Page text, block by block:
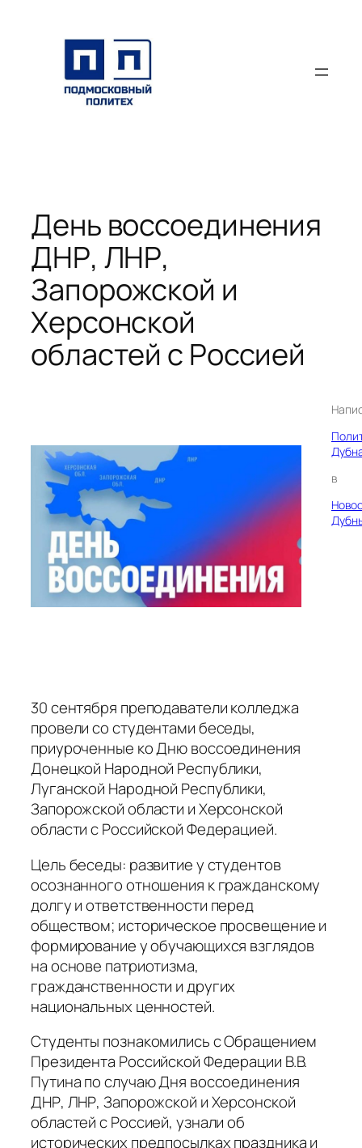
содержимому
День воссоединения
ДНР, ЛНР,
Запорожской и
Херсонской
областей с Россией
в
30 сентября преподаватели колледжа
провели со студентами беседы,
приуроченные ко Дню воссоединения
Донецкой Народной Республики,
Луганской Народной Республики,
Запорожской области и Херсонской
области с Российской Федерацией.
Цель беседы: развитие у студентов
осознанного отношения к гражданскому
долгу и ответственности перед
обществом; историческое просвещение и
формирование у обучающихся взглядов
на основе патриотизма,
гражданственности и других
национальных ценностей.
Студенты познакомились с Обращением
Президента Российской Федерации В.В.
Путина по случаю Дня воссоединения
ДНР, ЛНР, Запорожской и Херсонской
областей с Россией, узнали об
исторических предпосылках праздника и